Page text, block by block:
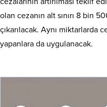
olan cezanın alt sınırı 8 bin
çıkarılacak. Aynı miktarlarda
yapanlara da uygulanacak.